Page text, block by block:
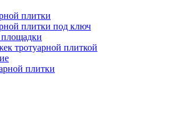
плитки
плитки под ключ
площадки
тротуарной плиткой
плитки